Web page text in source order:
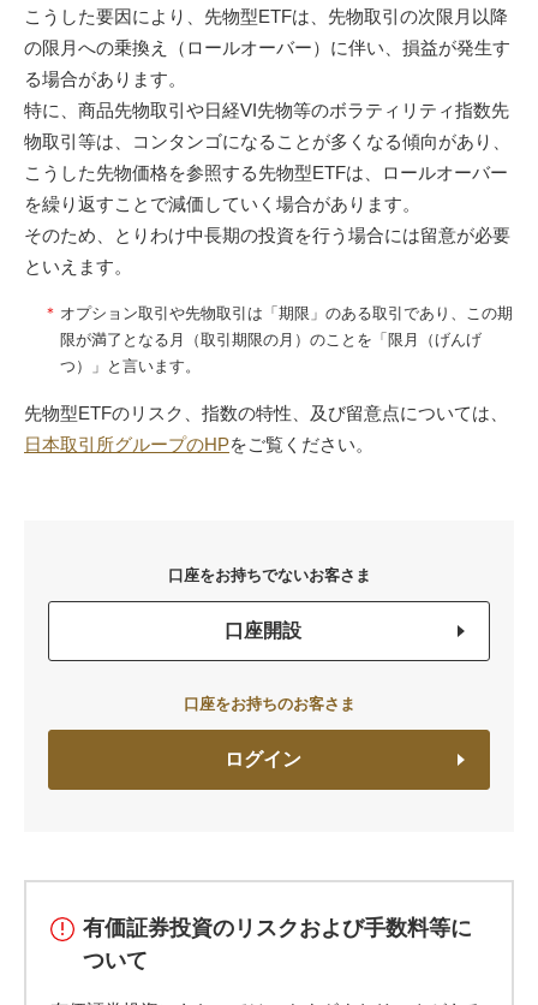
こうした要因により、先物型ETFは、先物取引の次限月以降
の限月への乗換え（ロールオーバー）に伴い、損益が発生す
る場合があります。
特に、商品先物取引や日経VI先物等のボラティリティ指数先
物取引等は、コンタンゴになることが多くなる傾向があり、
こうした先物価格を参照する先物型ETFは、ロールオーバー
を繰り返すことで減価していく場合があります。
そのため、とりわけ中長期の投資を行う場合には留意が必要
といえます。
＊ オプション取引や先物取引は「期限」のある取引であり、この期
限が満了となる月（取引期限の月）のことを「限月（げんげ
つ）」と言います。
先物型ETFのリスク、指数の特性、及び留意点については、
日本取引所グループのHPをご覧ください。
口座をお持ちでないお客さま
口座開設
口座をお持ちのお客さま
ログイン
有価証券投資のリスクおよび手数料等に
ついて